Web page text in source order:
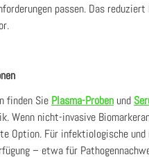
pas­sen. Das
fin­den Sie Plas­ma-Pro­ben und
Wenn nicht-inva­si­ve
Opti­on. Für infek­tio­lo­gi­sche
– etwa für